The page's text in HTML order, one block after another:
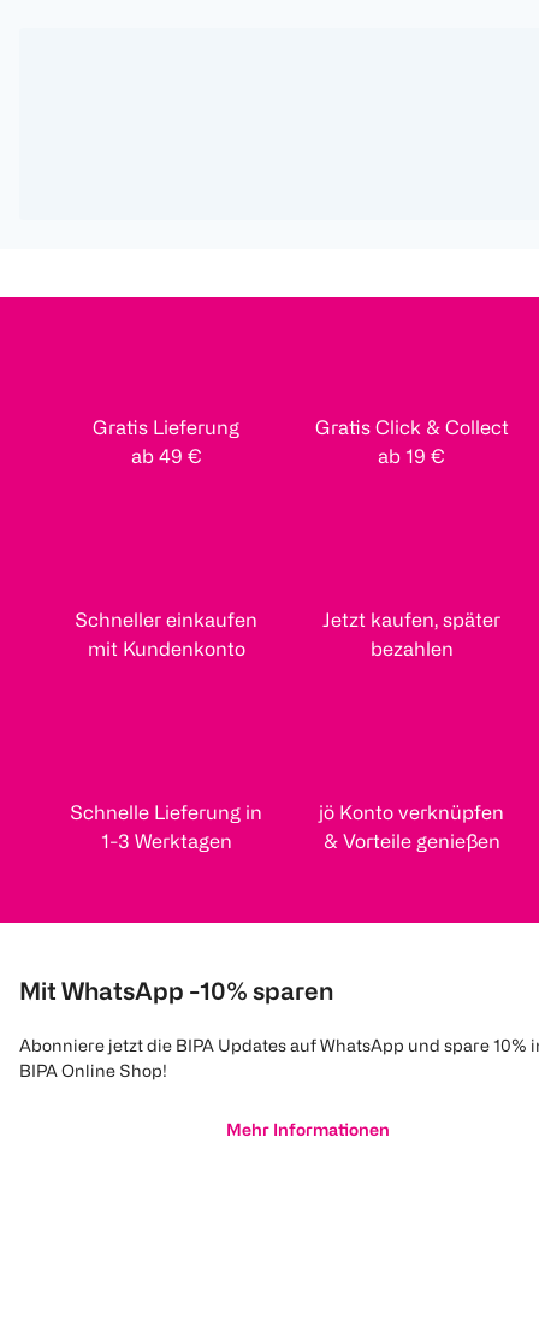
Gratis Lieferung
ab 49 €
Gratis Click & Collect
ab 19 €
Schneller einkaufen
mit Kundenkonto
Jetzt kaufen, später
bezahlen
Schnelle Lieferung in
1-3 Werktagen
jö Konto verknüpfen
& Vorteile genießen
Mit WhatsApp -10% sparen
Abonniere jetzt die BIPA Updates auf WhatsApp und spare 10%
BIPA Online Shop!
Mehr Informationen